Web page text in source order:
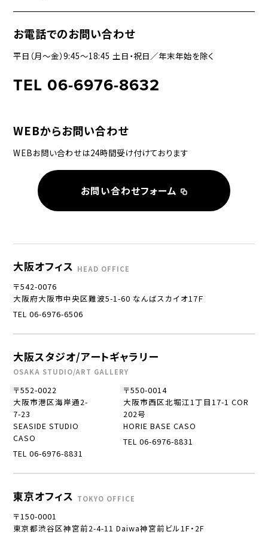
お電話でのお問い合わせ
平日（月〜金）9:45〜18:45 土日・祝日／年末年始を除く
TEL 06-6976-8632
WEBからお問い合わせ
WEBお問い合わせは24時間受け付けております
お問い合わせフォーム
大阪オフィス HEAD OFFICE
〒542-0076
大阪府大阪市中央区難波5-1-60 なんばスカイオ17Ｆ
TEL 06-6976-6506
大阪スタジオ/アートギャラリー
OSAKA STUDIO/ART GALLERY
〒552-0022
大阪市港区海岸通2-
7-23
SEASIDE STUDIO
CASO
TEL 06-6976-8831
〒550-0014
大阪市西区北堀江1丁目17-1 COR
202号
HORIE BASE CASO
TEL 06-6976-8831
東京オフィス TOKYO OFFICE
〒150-0001
東京都渋谷区神宮前2-4-11 Daiwa神宮前ビル1F・2F